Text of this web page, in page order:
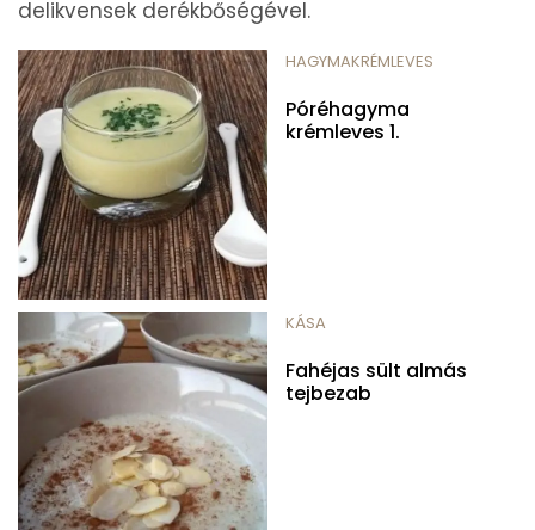
delikvensek derékbőségével.
HAGYMAKRÉMLEVES
Póréhagyma
krémleves 1.
KÁSA
Fahéjas sült almás
tejbezab